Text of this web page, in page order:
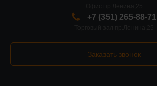
+7 (351) 265-88-71
Заказать звонок